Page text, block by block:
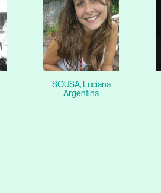
SOUSA, Luciana
Argentina